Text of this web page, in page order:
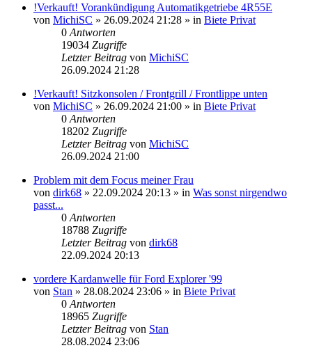
!Verkauft! Vorankündigung Automatikgetriebe 4R55E
von MichiSC » 26.09.2024 21:28 » in Biete Privat
0 Antworten
19034 Zugriffe
Letzter Beitrag von MichiSC
26.09.2024 21:28
!Verkauft! Sitzkonsolen / Frontgrill / Frontlippe unten
von MichiSC » 26.09.2024 21:00 » in Biete Privat
0 Antworten
18202 Zugriffe
Letzter Beitrag von MichiSC
26.09.2024 21:00
Problem mit dem Focus meiner Frau
von dirk68 » 22.09.2024 20:13 » in Was sonst nirgendwo
passt...
0 Antworten
18788 Zugriffe
Letzter Beitrag von dirk68
22.09.2024 20:13
vordere Kardanwelle für Ford Explorer '99
von Stan » 28.08.2024 23:06 » in Biete Privat
0 Antworten
18965 Zugriffe
Letzter Beitrag von Stan
28.08.2024 23:06